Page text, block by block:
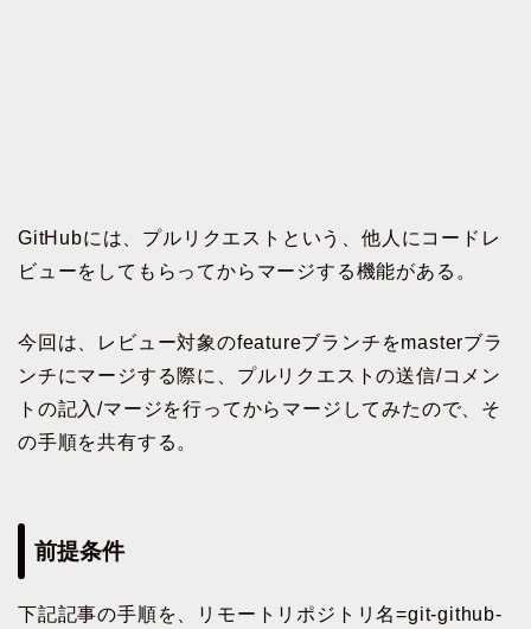
GitHubには、プルリクエストという、他人にコードレ
ビューをしてもらってからマージする機能がある。
今回は、レビュー対象のfeatureブランチをmasterブラ
ンチにマージする際に、プルリクエストの送信/コメン
トの記入/マージを行ってからマージしてみたので、そ
の手順を共有する。
前提条件
下記記事の手順を、リモートリポジトリ名=git-github-